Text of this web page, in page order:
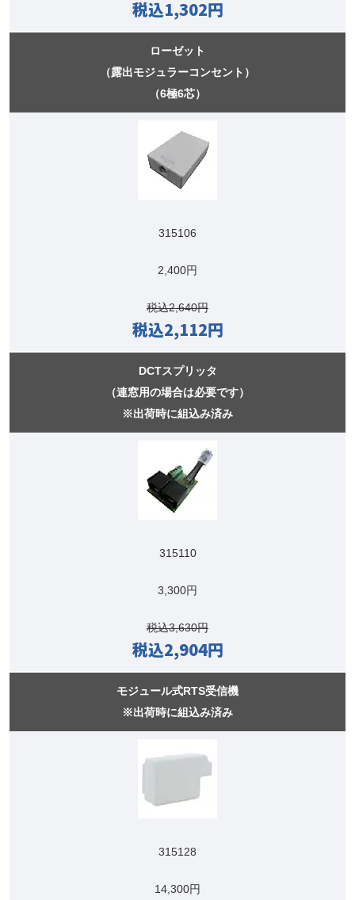
税込1,302円
ローゼット
（露出モジュラーコンセント）
（6極6芯）
315106
2,400円
税込2,640円
税込2,112円
DCTスプリッタ
（連窓用の場合は必要です）
※出荷時に組込み済み
315110
3,300円
税込3,630円
税込2,904円
モジュール式RTS受信機
※出荷時に組込み済み
315128
14,300円